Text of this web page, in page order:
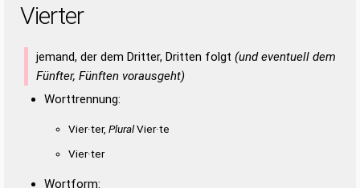
Vierter
jemand, der dem Dritter, Dritten folgt (und eventuell dem
Fünfter, Fünften vorausgeht)
Worttrennung:
Vier·ter, PluralVier·te
Vier·ter
Wortform: